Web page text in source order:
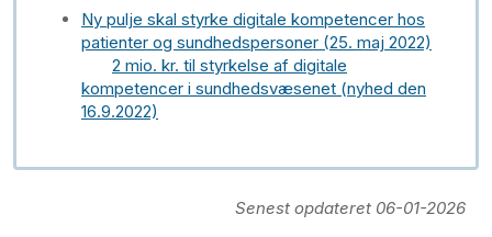
Ny pulje skal styrke digitale kompetencer hos
patienter og sundhedspersoner (25. maj 2022)
2 mio. kr. til styrkelse af digitale
kompetencer i sundhedsvæsenet (nyhed den
16.9.2022)
Senest opdateret 06-01-2026